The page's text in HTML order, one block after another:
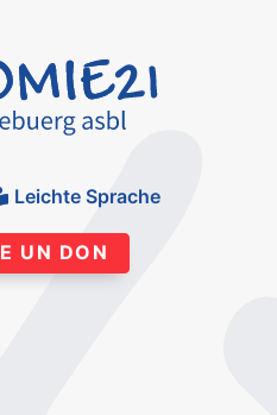
Leichte Sprache
UN DON